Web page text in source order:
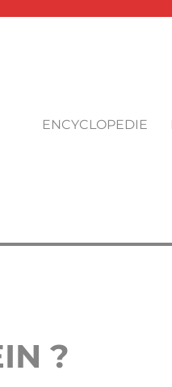
ENCYCLOPEDIE
?